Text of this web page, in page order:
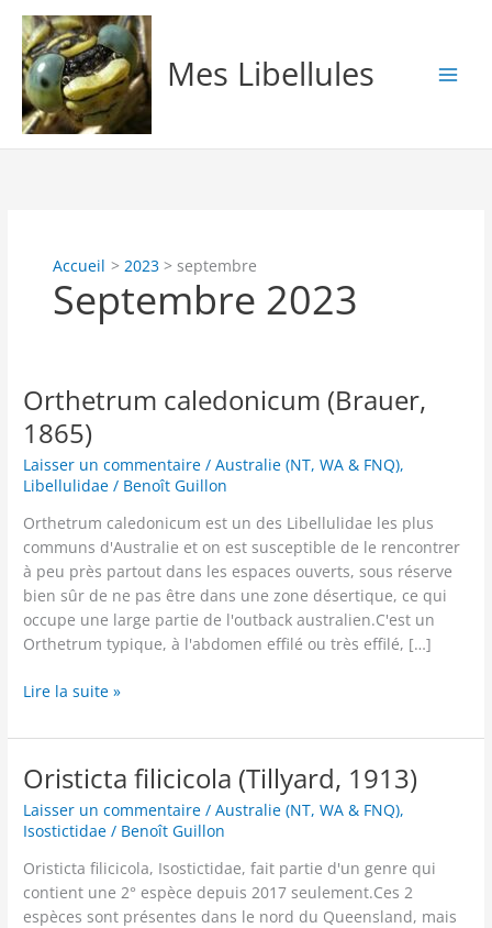
Aller
contenu
Mes Libellules
Accueil 2023 septembre
Septembre 2023
Orthetrum caledonicum (Brauer,
1865)
Laisser un commentaire /Australie (NT, WA & FNQ),
Libellulidae / Benoît Guillon
Orthetrum caledonicum est un des Libellulidae les plus
communs d'Australie et on est susceptible de le rencontrer
à peu près partout dans les espaces ouverts, sous réserve
bien sûr de ne pas être dans une zone désertique, ce qui
occupe une large partie de l'outback australien.C'est un
Orthetrum typique, à l'abdomen effilé ou très effilé, […]
Orthetrum
(Brauer,
Lire la suite »
Oristicta filicicola (Tillyard, 1913)
Laisser un commentaire /Australie (NT, WA & FNQ),
Isostictidae / Benoît Guillon
Oristicta filicicola, Isostictidae, fait partie d'un genre qui
contient une 2° espèce depuis 2017 seulement.Ces 2
espèces sont présentes dans le nord du Queensland, mais